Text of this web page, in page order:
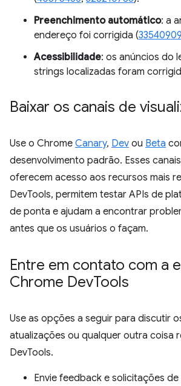
Preenchimento automático: a
endereço foi corrigida (
Acessibilidade: os anúncios do
strings localizadas foram
Baixar os canais de
Use o Chrome Canary, Dev ou Beta
desenvolvimento padrão. Esses
oferecem acesso aos recursos mais
DevTools, permitem testar APIs de
de ponta e ajudam a encontrar
antes que os usuários o façam.
Entre em contato com a
Chrome DevTools
Use as opções a seguir para discutir
atualizações ou qualquer outra coisa
DevTools.
Envie feedback e solicitações